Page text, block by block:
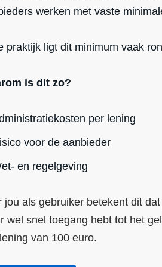
werken met vaste
praktijk ligt dit minimum vaak
is dit zo?
per lening
voor de aanbieder
en regelgeving
jou als gebruiker betekent dit
wel snel toegang hebt tot het
van 100 euro.